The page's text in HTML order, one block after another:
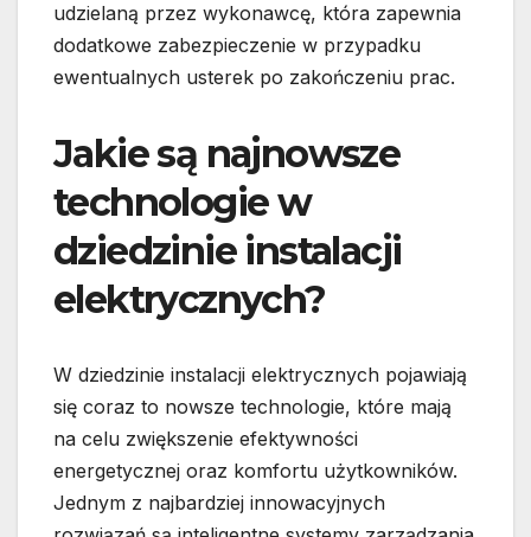
udzielaną przez wykonawcę, która zapewnia
dodatkowe zabezpieczenie w przypadku
ewentualnych usterek po zakończeniu prac.
Jakie są najnowsze
technologie w
dziedzinie instalacji
elektrycznych?
W dziedzinie instalacji elektrycznych pojawiają
się coraz to nowsze technologie, które mają
na celu zwiększenie efektywności
energetycznej oraz komfortu użytkowników.
Jednym z najbardziej innowacyjnych